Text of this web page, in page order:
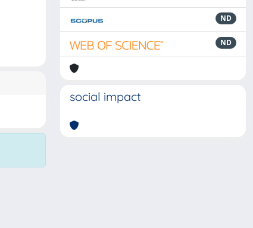
ND
ND
social impact